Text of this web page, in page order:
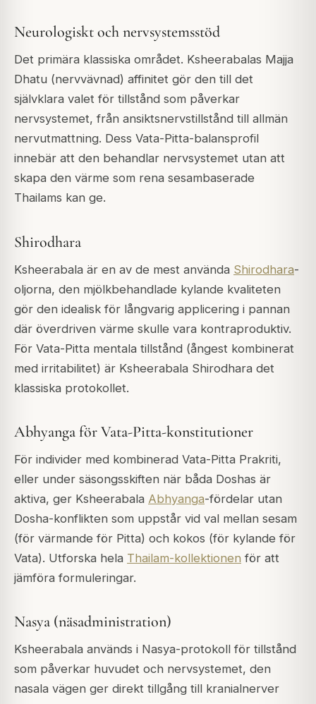
Neurologiskt och nervsystemsstöd
Det primära klassiska området. Ksheerabalas Majja
Dhatu (nervvävnad) affinitet gör den till det
självklara valet för tillstånd som påverkar
nervsystemet, från ansiktsnervstillstånd till allmän
nervutmattning. Dess Vata-Pitta-balansprofil
innebär att den behandlar nervsystemet utan att
skapa den värme som rena sesambaserade
Thailams kan ge.
Shirodhara
Ksheerabala är en av de mest använda Shirodhara-
oljorna, den mjölkbehandlade kylande kvaliteten
gör den idealisk för långvarig applicering i pannan
där överdriven värme skulle vara kontraproduktiv.
För Vata-Pitta mentala tillstånd (ångest kombinerat
med irritabilitet) är Ksheerabala Shirodhara det
klassiska protokollet.
Abhyanga för Vata-Pitta-konstitutioner
För individer med kombinerad Vata-Pitta Prakriti,
eller under säsongsskiften när båda Doshas är
aktiva, ger Ksheerabala Abhyanga-fördelar utan
Dosha-konflikten som uppstår vid val mellan sesam
(för värmande för Pitta) och kokos (för kylande för
Vata). Utforska hela Thailam-kollektionen för att
jämföra formuleringar.
Nasya (näsadministration)
Ksheerabala används i Nasya-protokoll för tillstånd
som påverkar huvudet och nervsystemet, den
nasala vägen ger direkt tillgång till kranialnerver